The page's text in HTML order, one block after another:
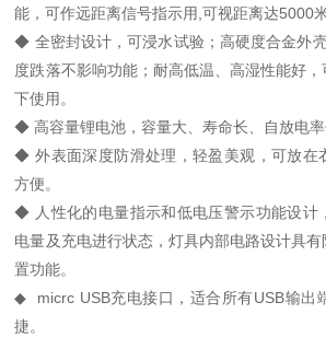
能，可作远距离信号指示用,可视距离达5000米
◆ 全密封设计，可浸水试验；高硬度合金外
度跌落不影响功能；耐高低温、高湿性能好
下使用。
◆ 高容量锂电池，容量大、寿命长、自放电率
◆ 外表面深度防滑处理，轻盈美观，可放在
方便。
◆ 人性化的电量指示和低电压警示功能设计
电量及充电进行状态，灯具内部电路设计具
置功能。
◆ micrc USB充电接口，适合所有USB输出
捷。